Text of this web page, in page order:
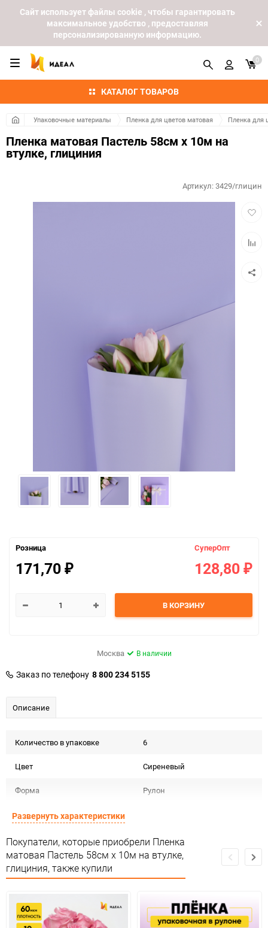
Cайт использует файлы cookie , чтобы гарантировать
максимальное удобство , предоставляя
персонализированную информацию.
КАТАЛОГ ТОВАРОВ
0
Упаковочные материалы Пленка для цветов матовая Пленка для
Пленка матовая Пастель 58см х 10м на
втулке, глициния
Артикул:3429/глицин
Розница
171,70 ₽
СуперОпт
128,80 ₽
В КОРЗИНУ
Москва В наличии
Заказ по телефону 8 800 234 5155
Описание
Количество в упаковке 6
Цвет Сиреневый
Форма Рулон
Материал
Срок годности Срок годности не ограничен
Предназначение товара Для декора
Особые условия Особых условий не требует
Развернуть характеристики
Покупатели, которые приобрели Пленка
матовая Пастель 58см х 10м на втулке,
глициния, также купили